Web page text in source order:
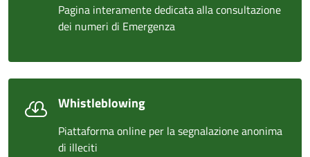
Pagina interamente dedicata alla consultazione
dei numeri di Emergenza
Whistleblowing
Piattaforma online per la segnalazione anonima
di illeciti